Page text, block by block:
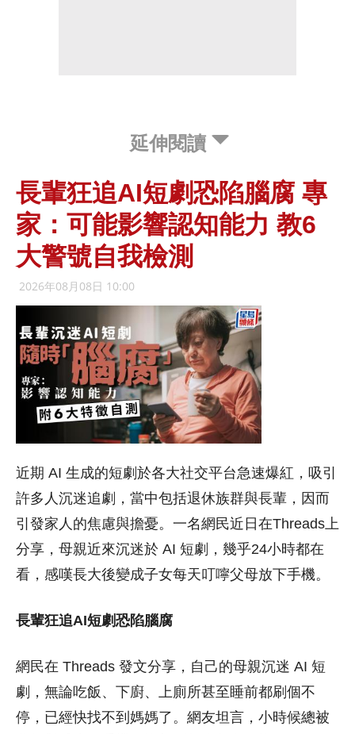
延伸閱讀
長輩狂追AI短劇恐陷腦腐 專
家：可能影響認知能力 教6
大警號自我檢測
2026年08月08日 10:00
近期 AI 生成的短劇於各大社交平台急速爆紅，吸引
許多人沉迷追劇，當中包括退休族群與長輩，因而
引發家人的焦慮與擔憂。一名網民近日在Threads上
分享，母親近來沉迷於 AI 短劇，幾乎24小時都在
看，感嘆長大後變成子女每天叮嚀父母放下手機。
長輩狂追AI短劇恐陷腦腐
網民在 Threads 發文分享，自己的母親沉迷 AI 短
劇，無論吃飯、下廚、上廁所甚至睡前都刷個不
停，已經快找不到媽媽了。網友坦言，小時候總被